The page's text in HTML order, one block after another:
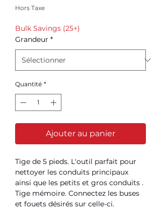
Hors Taxe
Bulk Savings (25+)
Grandeur *
Quantité *
Ajouter au panier
Tige de 5 pieds. L'outil parfait pour
nettoyer les conduits principaux
ainsi que les petits et gros conduits .
Tige mémoire. Connectez les buses
et fouets désirés sur celle-ci.